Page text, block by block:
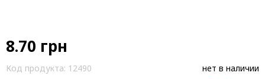
8.70 грн
Код продукта: 12490
нет в наличии